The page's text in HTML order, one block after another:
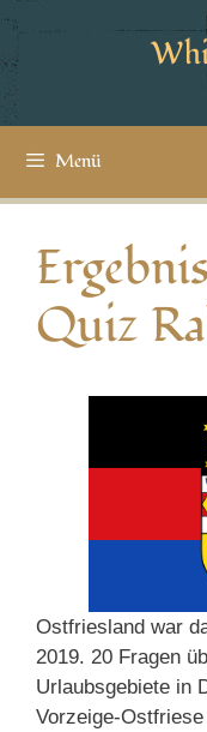
Menü
Quiz
Ostfriesland war
2019. 20 Fragen
Urlaubsgebiete in
Vorzeige-